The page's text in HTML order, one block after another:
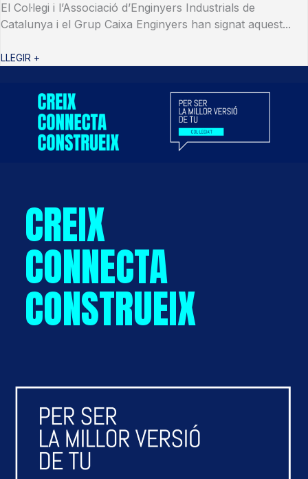
El Col·legi i l’Associació d’Enginyers Industrials de
Catalunya i el Grup Caixa Enginyers han signat aquest...
LLEGIR +
CREIX
CONNECTA
CONSTRUEIX